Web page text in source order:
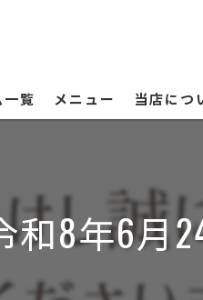
覧 メニュー 当店につ
和8年6月